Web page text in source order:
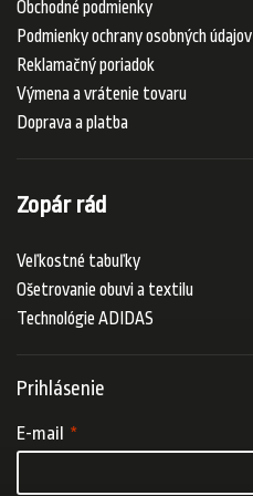
Obchodné podmienky
Podmienky ochrany osobných údajov
Reklamačný poriadok
Výmena a vrátenie tovaru
Doprava a platba
Zopár rád
Veľkostné tabuľky
Ošetrovanie obuvi a textilu
Technológie ADIDAS
Prihlásenie
E-mail